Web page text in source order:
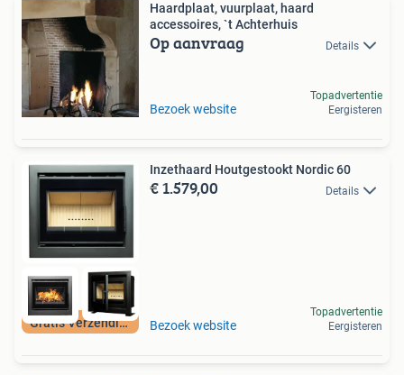
Haardplaat, vuurplaat, haard
accessoires, `t Achterhuis
Op aanvraag Details
Bezoek website
Topadvertentie
Eergisteren
Gratis Verzending
Inzethaard Houtgestookt Nordic 60
€ 1.579,00 Details
Bezoek website
Topadvertentie
Eergisteren